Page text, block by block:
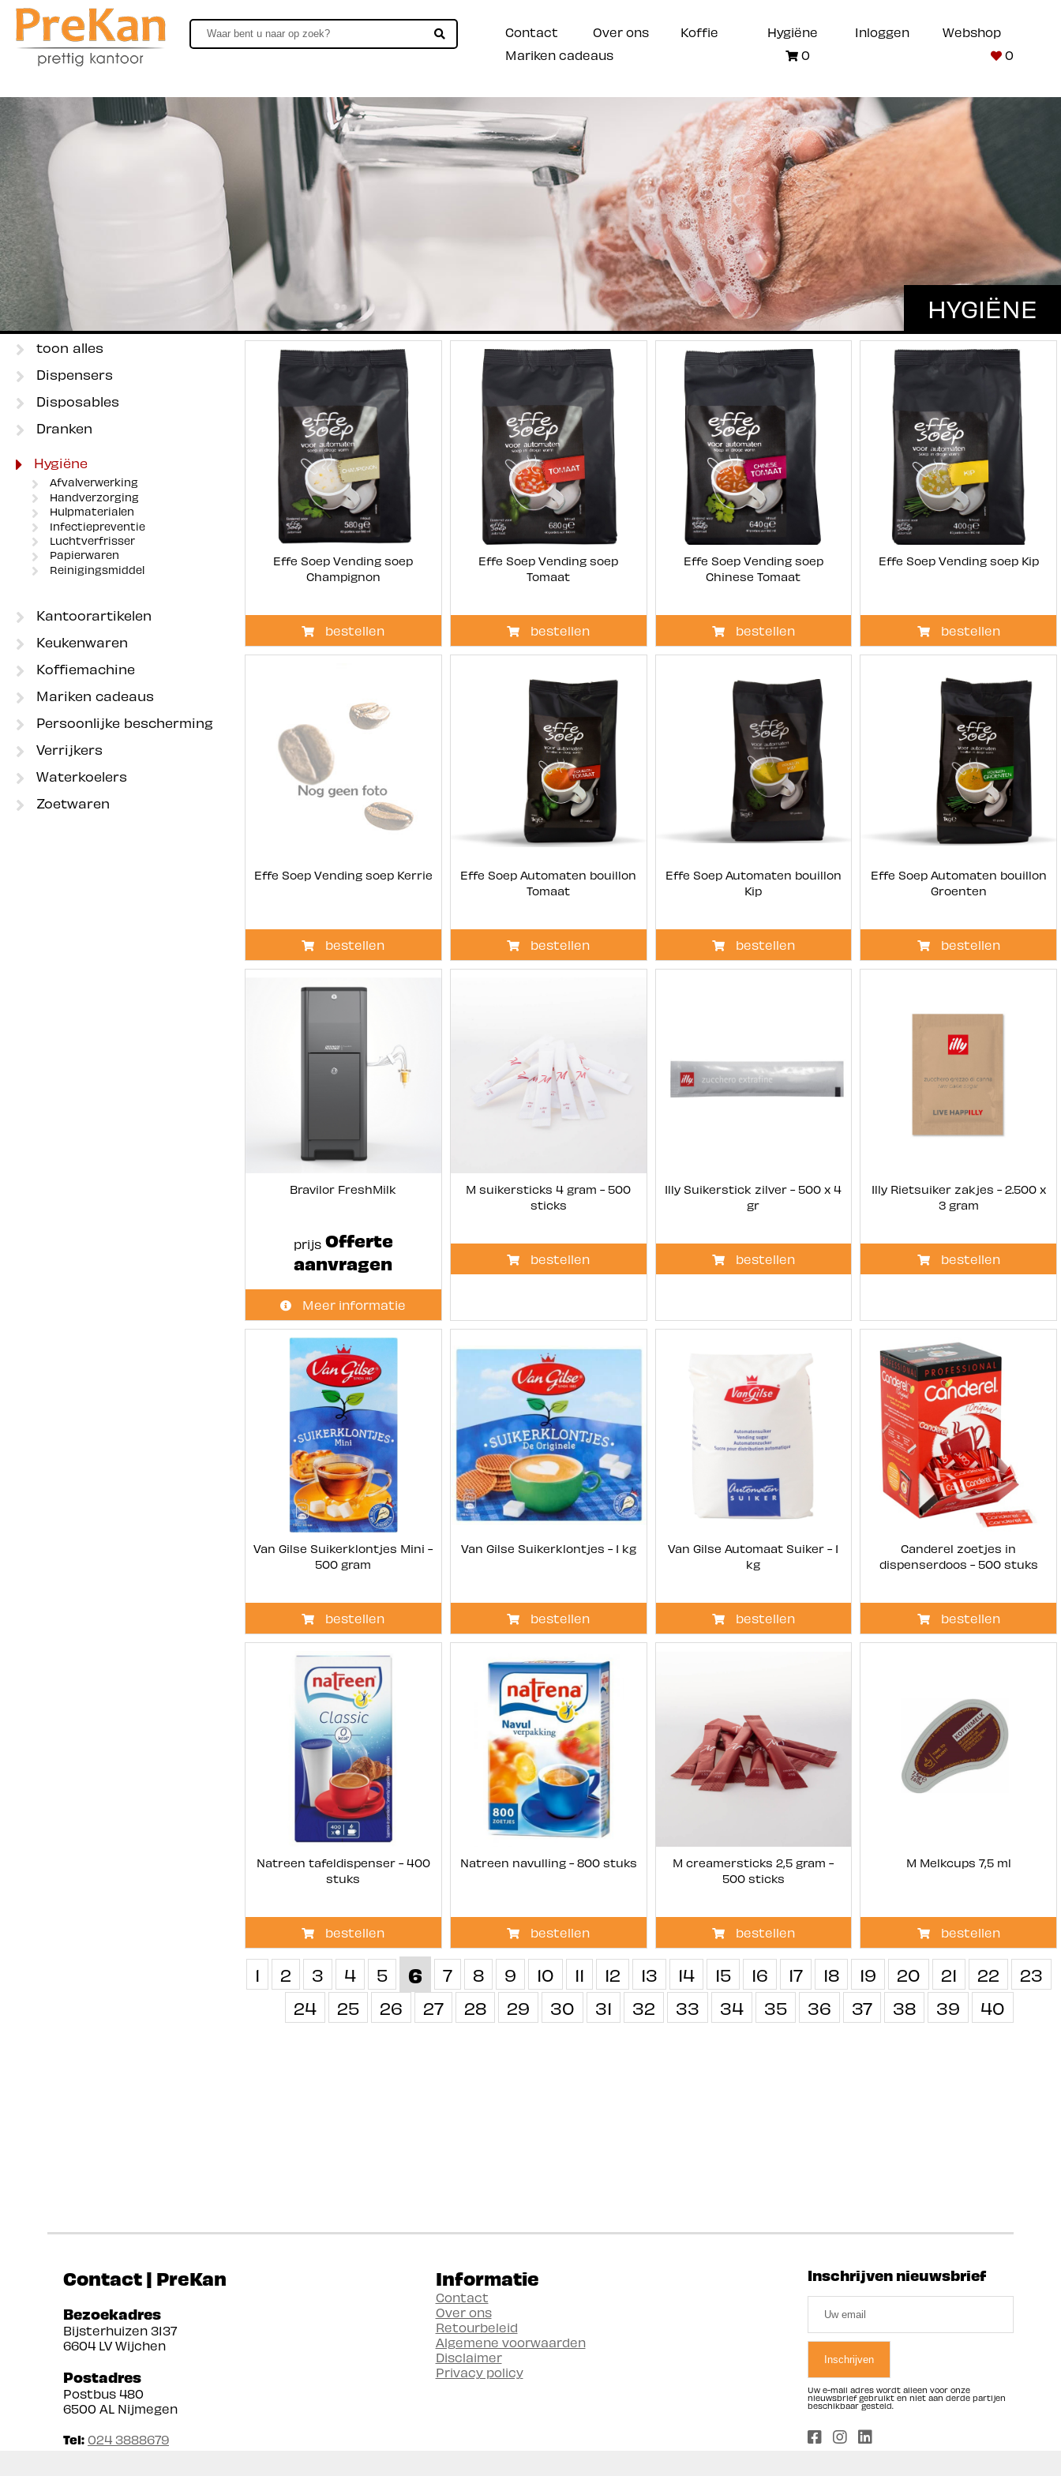
Contact Over ons Koffie Hygiëne Inloggen
Webshop
Mariken cadeaus
0 0
HYGIËNE
toon alles
Dispensers
Disposables
Dranken
Hygiëne
Afvalverwerking
Handverzorging
Hulpmaterialen
Infectiepreventie
Luchtverfrisser
Papierwaren
Reinigingsmiddel
Kantoorartikelen
Keukenwaren
Koffiemachine
Mariken cadeaus
Persoonlijke bescherming
Verrijkers
Waterkoelers
Zoetwaren
Effe Soep Vending soep
Champignon
bestellen
Effe Soep Vending soep
Tomaat
bestellen
Effe Soep Vending soep
Chinese Tomaat
bestellen
Effe Soep Vending soep Kip
bestellen
Effe Soep Vending soep Kerrie
bestellen
Effe Soep Automaten bouillon
Tomaat
bestellen
Effe Soep Automaten bouillon
Kip
bestellen
Effe Soep Automaten bouillon
Groenten
bestellen
Bravilor FreshMilk
prijsOfferte
aanvragen
Meer informatie
M suikersticks 4 gram - 500
sticks
bestellen
Illy Suikerstick zilver - 500 x 4
gr
bestellen
Illy Rietsuiker zakjes - 2.500 x
3 gram
bestellen
Van Gilse Suikerklontjes Mini -
500 gram
bestellen
Van Gilse Suikerklontjes - 1 kg
bestellen
Van Gilse Automaat Suiker - 1
kg
bestellen
Canderel zoetjes in
dispenserdoos - 500 stuks
bestellen
Natreen tafeldispenser - 400
stuks
bestellen
Natreen navulling - 800 stuks
bestellen
M creamersticks 2,5 gram -
500 sticks
bestellen
M Melkcups 7,5 ml
bestellen
1 2 3 4 5 6 7 8 9 10 11 12 13 14 15 16 17 18 19 20 21 22
23
24
25 26 27 28 29 30 31 32 33 34 35 36 37 38 39 40
Contact | PreKan
Bezoekadres
Bijsterhuizen 3137
6604 LV Wijchen
Postadres
Postbus 480
6500 AL Nijmegen
Tel: 024 3888679
Informatie
Contact
Over ons
Retourbeleid
Algemene voorwaarden
Disclaimer
Privacy policy
Inschrijven nieuwsbrief
Uw e-mail adres wordt alleen voor onze
nieuwsbrief gebruikt en niet aan derde partijen
beschikbaar gesteld.